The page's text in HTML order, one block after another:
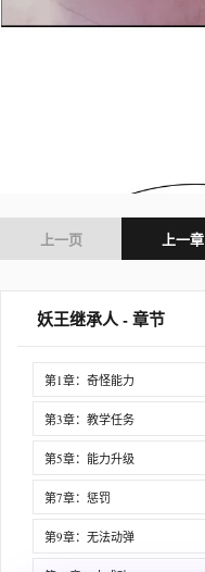
上一页 上一章
妖王继承人 - 章节
第1章：奇怪能力
第3章：教学任务
第5章：能力升级
第7章：惩罚
第9章：无法动弹